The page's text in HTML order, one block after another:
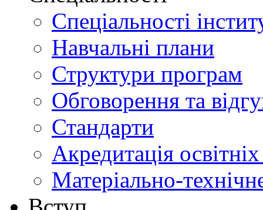
Спеціальності
Навчальні плани
Структури програм
Обговорення та
Стандарти
Акредитація
Матеріально-